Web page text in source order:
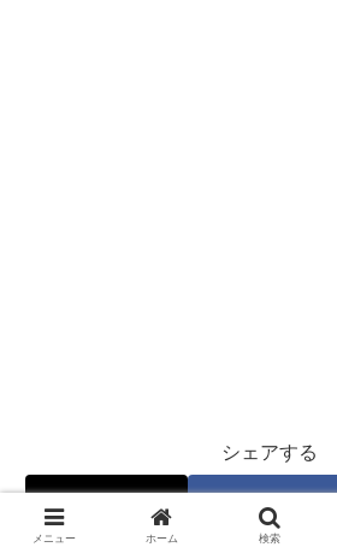
シェアする
Facebook
メニュー ホーム 検索